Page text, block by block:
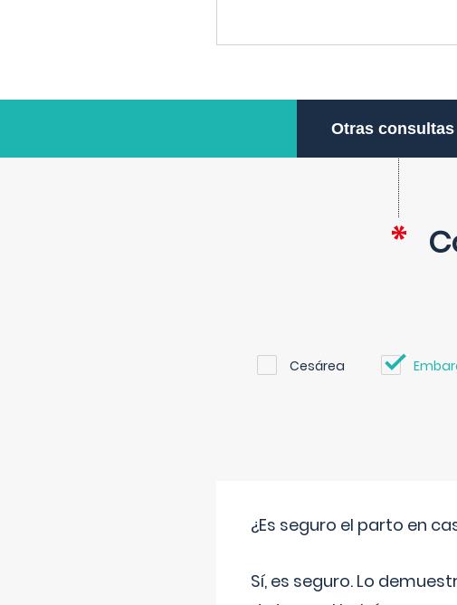
Otras consultas
Cesárea
¿Es seguro el parto en
Sí, es seguro. Lo